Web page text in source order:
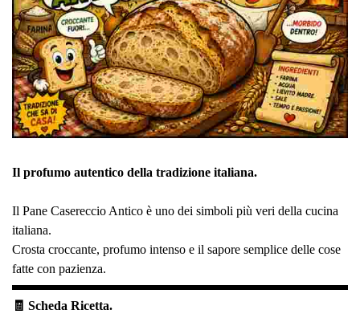
Il profumo autentico della tradizione italiana.
Il Pane Casereccio Antico è uno dei simboli più veri della cucina
italiana.
Crosta croccante, profumo intenso e il sapore semplice delle cose
fatte con pazienza.
🧾 Scheda Ricetta.